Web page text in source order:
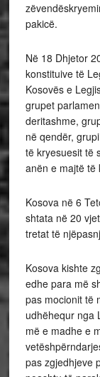
pakicë.
Në 18 Dhjetor
konstituive të
Kosovës e
grupet
deritashme,
në qendër,
të kryesuesit të
anën e majtë të
Kosova në 6
shtata në 20
tretat të
Kosova kishte
edhe para më
pas mocionit të
udhëhequr nga
më e madhe e
pas zgjedhjeve